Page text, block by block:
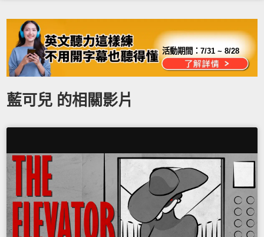
活動期間：7/31 ~ 8/28
藍可兒 的相關影片